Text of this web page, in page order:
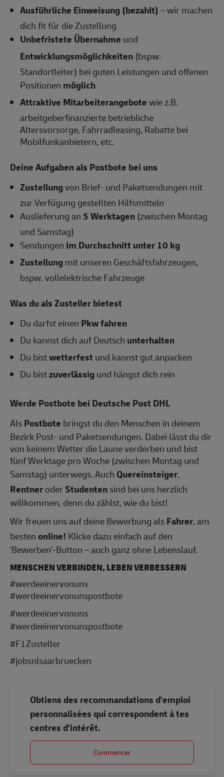
Ausführliche Einweisung (bezahlt)– wir machen
dich fit für die Zustellung
Unbefristete Übernahme und
Entwicklungsmöglichkeiten (bspw.
Standortleiter) bei guten Leistungen und offenen
Positionen möglich
Attraktive Mitarbeiterangebotewie z.B.
arbeitgeberfinanzierte betriebliche
Altersvorsorge, Fahrradleasing, Rabatte bei
Mobilfunkanbietern, etc.
Deine Aufgaben als Postbote bei uns
Zustellungvon Brief- und Paketsendungen mit
zur Verfügung gestellten Hilfsmitteln
Auslieferung an5 Werktagen (zwischen Montag
und Samstag)
Sendungen im Durchschnitt unter 10 kg
Zustellungmit unseren Geschäftsfahrzeugen,
bspw. vollelektrische Fahrzeuge
Was du als Zusteller bietest
Du darfst einen Pkw fahren
Du kannst dich auf Deutsch unterhalten
Du bistwetterfest und kannst gut anpacken
Du bistzuverlässigund hängst dich rein
Werde Postbote bei Deutsche Post DHL
AlsPostbote bringst du den Menschen in deinem
Bezirk Post- und Paketsendungen. Dabei lässt du dir
von keinem Wetter die Laune verderben und bist
fünf Werktage pro Woche (zwischen Montag und
Samstag) unterwegs. Auch Quereinsteiger,
RentneroderStudentensind bei uns herzlich
willkommen, denn du zählst, wie du bist!
Wir freuen uns auf deine Bewerbung alsFahrer, am
bestenonline! Klicke dazu einfach auf den
'Bewerben'-Button – auch ganz ohne Lebenslauf.
MENSCHEN VERBINDEN, LEBEN VERBESSERN
#werdeeinervonuns
#werdeeinervonunspostbote
#werdeeinervonuns
#werdeeinervonunspostbote
#F1Zusteller
#jobsnlsaarbruecken
Obtiens des recommandations d'emploi
personnalisées qui correspondent à tes
centres d'intérêt.
Commencer